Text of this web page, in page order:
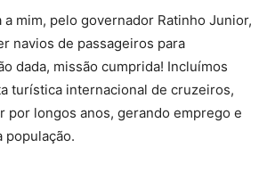
a mim, pelo governador Ratinho Junior,
navios de passageiros para
dada, missão cumprida! Incluímos
turística internacional de cruzeiros,
por longos anos, gerando emprego e
população.